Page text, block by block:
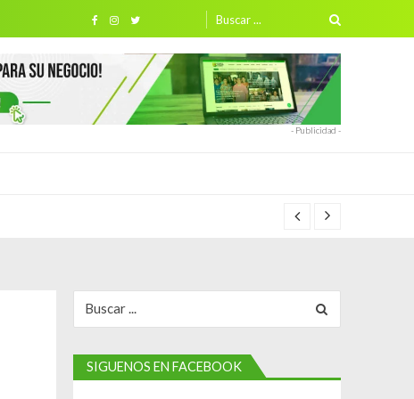
for:
- Publicidad -
for:
SIGUENOS EN FACEBOOK